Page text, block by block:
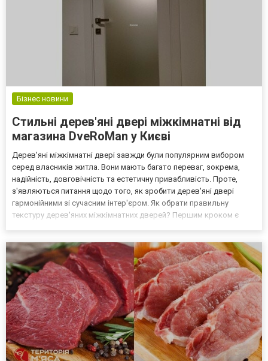
Бізнес новини
Стильні дерев'яні двері міжкімнатні від
магазина DveRoMan у Києві
Дерев'яні міжкімнатні двері завжди були популярним вибором
серед власників житла. Вони мають багато переваг, зокрема,
надійність, довговічність та естетичну привабливість. Проте,
з'являються питання щодо того, як зробити дерев'яні двері
гармонійними зі сучасним інтер'єром. Як обрати правильну
текстуру дерев'яних міжкімнатних дверей? Першим кроком є